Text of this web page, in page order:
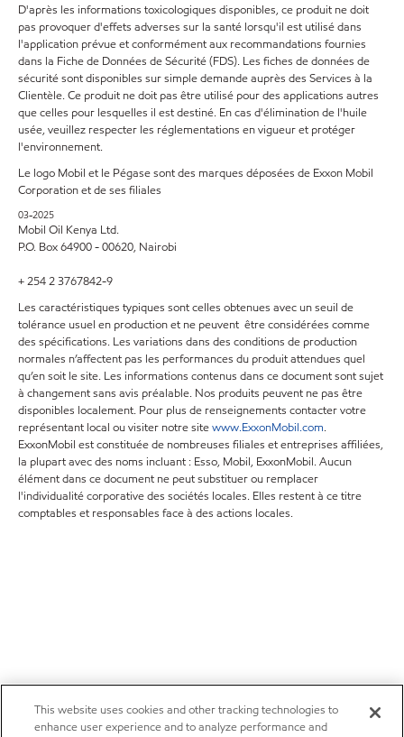
D'après les informations toxicologiques disponibles, ce produit ne doit
pas provoquer d'effets adverses sur la santé lorsqu'il est utilisé dans
l'application prévue et conformément aux recommandations fournies
dans la Fiche de Données de Sécurité (FDS). Les fiches de données de
sécurité sont disponibles sur simple demande auprès des Services à la
Clientèle. Ce produit ne doit pas être utilisé pour des applications autres
que celles pour lesquelles il est destiné. En cas d'élimination de l'huile
usée, veuillez respecter les réglementations en vigueur et protéger
l'environnement.
Le logo Mobil et le Pégase sont des marques déposées de Exxon Mobil
Corporation et de ses filiales
03-2025
Mobil Oil Kenya Ltd.
P.O. Box 64900 - 00620, Nairobi
+ 254 2 3767842-9
Les caractéristiques typiques sont celles obtenues avec un seuil de
tolérance usuel en production et ne peuvent être considérées comme
des spécifications. Les variations dans des conditions de production
normales n’affectent pas les performances du produit attendues quel
qu’en soit le site. Les informations contenus dans ce document sont sujet
à changement sans avis préalable. Nos produits peuvent ne pas être
disponibles localement. Pour plus de renseignements contacter votre
représentant local ou visiter notre sitewww.ExxonMobil.com.
ExxonMobil est constituée de nombreuses filiales et entreprises affiliées,
la plupart avec des noms incluant : Esso, Mobil, ExxonMobil. Aucun
élément dans ce document ne peut substituer ou remplacer
l'individualité corporative des sociétés locales. Elles restent à ce titre
comptables et responsables face à des actions locales.
This website uses cookies and other tracking technologies to
enhance user experience and to analyze performance and